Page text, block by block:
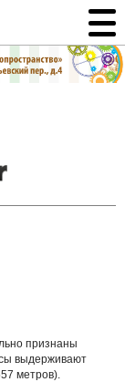
признаны
выдерживают
метров).